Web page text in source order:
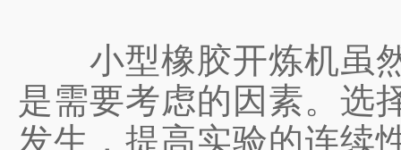
小型橡胶开炼机虽然
是需要考虑的因素。选
发生，提高实验的连续